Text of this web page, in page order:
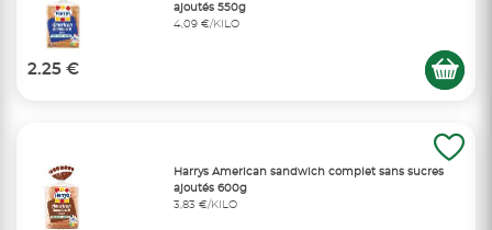
ajoutés 550g
4,09 €/KILO
2.25 €
Harrys American sandwich complet sans sucres
ajoutés 600g
3,83 €/KILO